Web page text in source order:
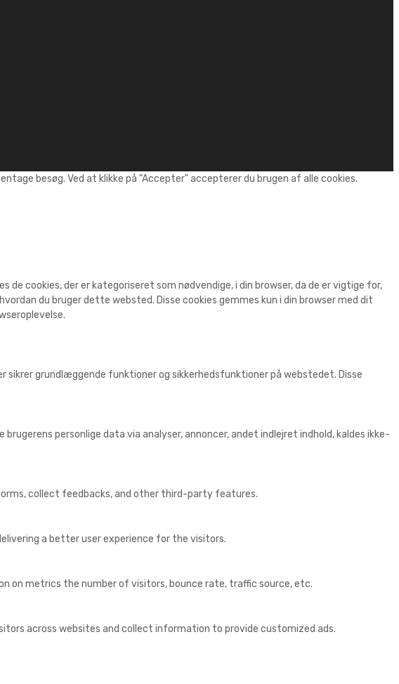
besøg. Ved at klikke på "Accepter" accepterer du brugen af alle cookies.
de cookies, der er kategoriseret som nødvendige, i din browser, da de er vigtige for,
du bruger dette websted. Disse cookies gemmes kun i din browser med dit
sikrer grundlæggende funktioner og sikkerhedsfunktioner på webstedet. Disse
personlige data via analyser, annoncer, andet indlejret indhold, kaldes ikke-
collect feedbacks, and other third-party features.
a better user experience for the visitors.
on metrics the number of visitors, bounce rate, traffic source, etc.
across websites and collect information to provide customized ads.